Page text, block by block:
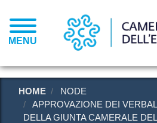
al
MENU
HOME
NODE
APPROVAZIONE DEI
DELLA GIUNTA CAMERALE